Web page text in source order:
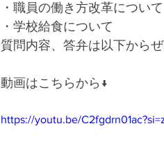
・職員の働き方改革について
・学校給食について
質問内容、答弁は以下からぜ
動画はこちらから↓
https://youtu.be/